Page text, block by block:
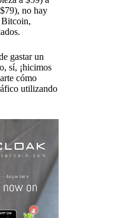
no hay
Bitcoin,
gastar un
sí, ¡hicimos
cómo
utilizando